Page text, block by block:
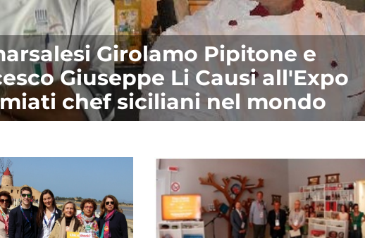
Girolamo Pipitone e
Giuseppe Li Causi all'Expo
chef siciliani nel mondo